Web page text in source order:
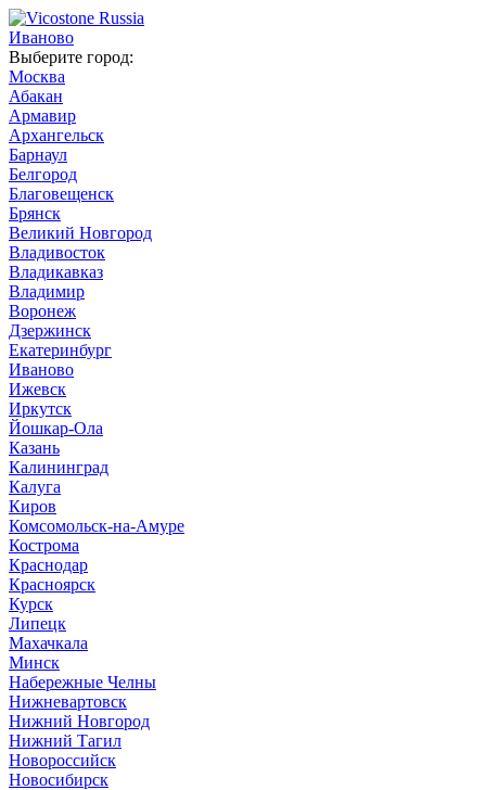
Иваново
Выберите город:
Москва
Абакан
Армавир
Архангельск
Барнаул
Белгород
Благовещенск
Брянск
Великий Новгород
Владивосток
Владикавказ
Владимир
Воронеж
Дзержинск
Екатеринбург
Иваново
Ижевск
Иркутск
Йошкар-Ола
Казань
Калининград
Калуга
Киров
Комсомольск-на-Амуре
Кострома
Краснодар
Красноярск
Курск
Липецк
Махачкала
Минск
Набережные Челны
Нижневартовск
Нижний Новгород
Нижний Тагил
Новороссийск
Новосибирск